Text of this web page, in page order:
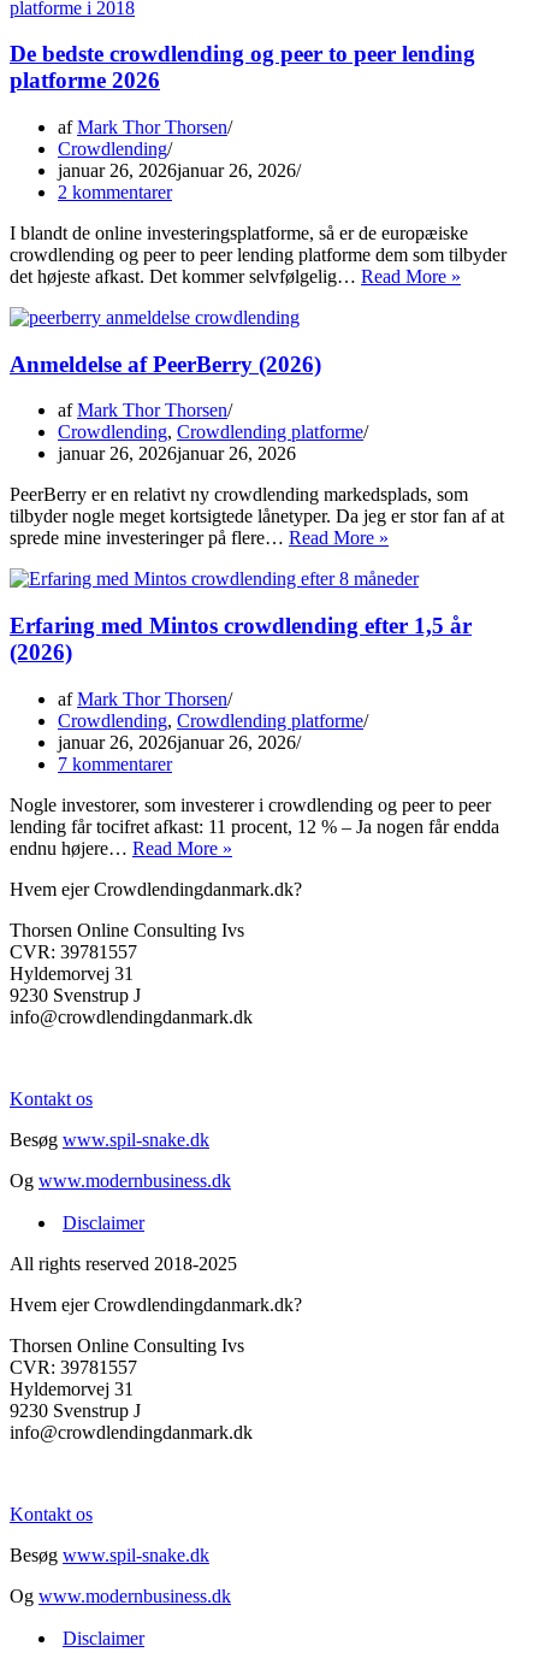
De bedste crowdlending og peer to peer lending
platforme 2026
afMark Thor Thorsen
Crowdlending
januar 26, 2026januar 26, 2026
2 kommentarer
I blandt de online investeringsplatforme, så er de europæiske
crowdlending og peer to peer lending platforme dem som tilbyder
det højeste afkast. Det kommer selvfølgelig… Read More »
Anmeldelse af PeerBerry (2026)
afMark Thor Thorsen
Crowdlending, Crowdlending platforme
januar 26, 2026januar 26, 2026
PeerBerry er en relativt ny crowdlending markedsplads, som
tilbyder nogle meget kortsigtede lånetyper. Da jeg er stor fan af at
sprede mine investeringer på flere… Read More »
PeerBerry
Erfaring med Mintos crowdlending efter 1,5 år
(2026)
afMark Thor Thorsen
Crowdlending, Crowdlending platforme
januar 26, 2026januar 26, 2026
7 kommentarer
Nogle investorer, som investerer i crowdlending og peer to peer
lending får tocifret afkast: 11 procent, 12 % – Ja nogen får endda
endnu højere… Read More »
investere
crowdlending
peer
Hvem ejer Crowdlendingdanmark.dk?
Thorsen Online Consulting Ivs
CVR: 39781557
Hyldemorvej 31
9230 Svenstrup J
info@crowdlendingdanmark.dk
Kontakt os
Besøg www.spil-snake.dk
Og www.modernbusiness.dk
Disclaimer
All rights reserved 2018-2025
Hvem ejer Crowdlendingdanmark.dk?
Thorsen Online Consulting Ivs
CVR: 39781557
Hyldemorvej 31
9230 Svenstrup J
info@crowdlendingdanmark.dk
Kontakt os
Besøg www.spil-snake.dk
Og www.modernbusiness.dk
Disclaimer